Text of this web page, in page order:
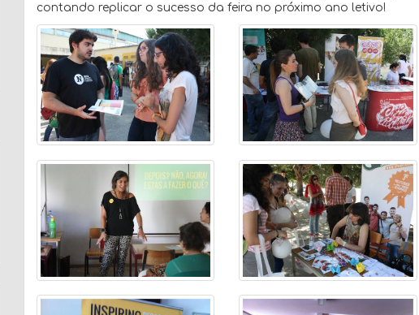
contando replicar o sucesso da feira no próximo ano letivo!